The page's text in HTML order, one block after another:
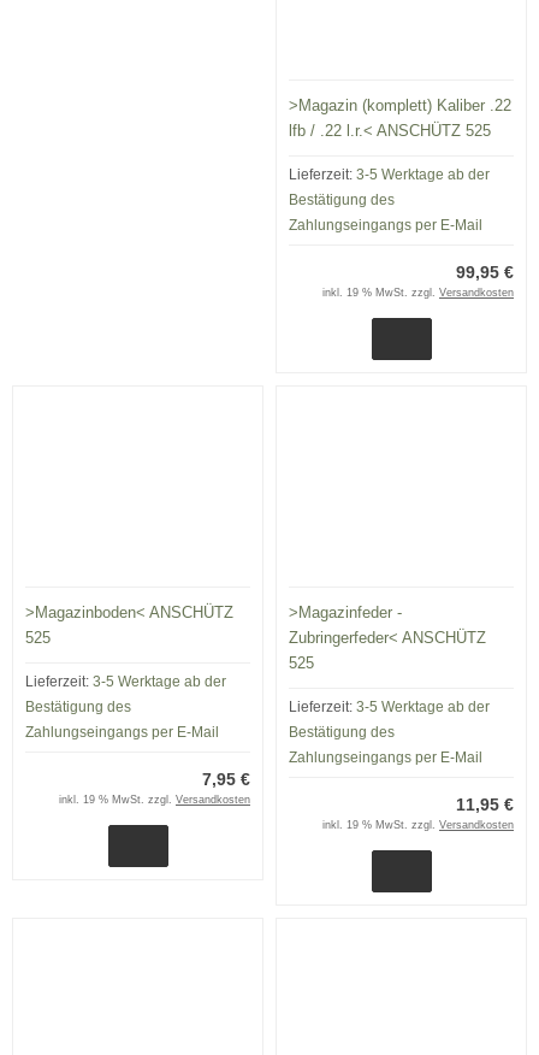
>Magazin (komplett) Kaliber .22
lfb / .22 l.r.< ANSCHÜTZ 525
Lieferzeit: 3-5 Werktage ab der
Bestätigung des
Zahlungseingangs per E-Mail
99,95 €
inkl. 19 % MwSt. zzgl. Versandkosten
>Magazinboden< ANSCHÜTZ
525
Lieferzeit: 3-5 Werktage ab der
Bestätigung des
Zahlungseingangs per E-Mail
7,95 €
inkl. 19 % MwSt. zzgl. Versandkosten
>Magazinfeder -
Zubringerfeder< ANSCHÜTZ
525
Lieferzeit: 3-5 Werktage ab der
Bestätigung des
Zahlungseingangs per E-Mail
11,95 €
inkl. 19 % MwSt. zzgl. Versandkosten